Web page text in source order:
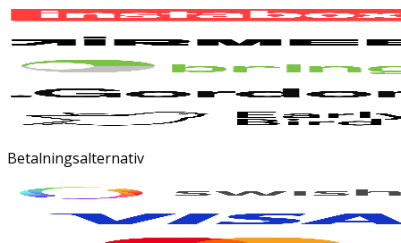
Betalningsalternativ